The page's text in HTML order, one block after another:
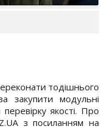
тодішнього
закупити модульні
якості. Про
з посиланням на